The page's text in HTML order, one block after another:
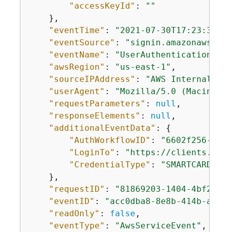
"accessKeyId" :
""
    },
"eventTime" : "2021-07-30T17:23:39Z"
"eventSource" :
"eventName" : "UserAuthentication"
"awsRegion" : "us-east-1" ,
"sourceIPAddress" : "AWS Internal"
"userAgent" :
"Mozilla/5.0
"requestParameters" : null ,
"responseElements" : null ,
"additionalEventData" : {
"AuthWorkflowID" :
"6602f256-
"LoginTo" :
"https://
"CredentialType" :
"SMARTCARD"
    },
"requestID" :
"81869203-1404-4bf2-
"eventID" :
"acc0dba8-8e8b-414b-
"readOnly" : false ,
"eventType" : "AwsServiceEvent" ,